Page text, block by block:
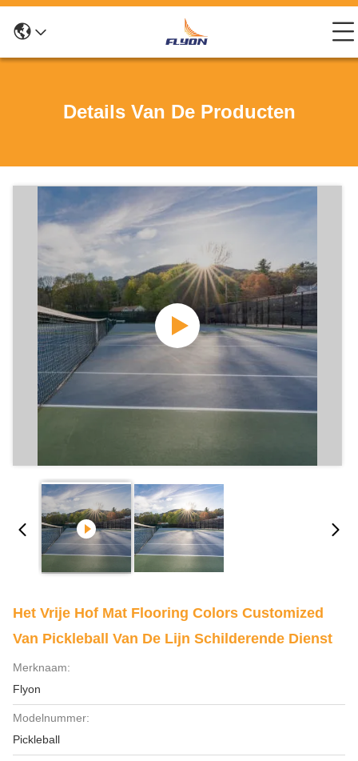
Details Van De Producten
Het Vrije Hof Mat Flooring Colors Customized
Van Pickleball Van De Lijn Schilderende Dienst
Merknaam:
Flyon
Modelnummer:
Pickleball